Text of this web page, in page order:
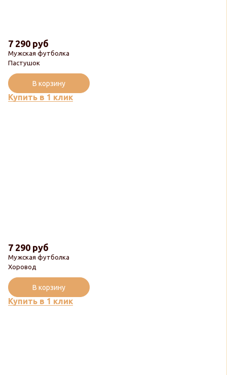
Мужская футболка
Пастушок
7 290 руб
Купить в 1 клик
В корзину
Мужская футболка
Хоровод
7 290 руб
Купить в 1 клик
В корзину